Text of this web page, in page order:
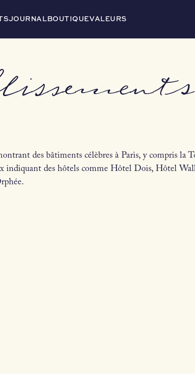
JOURNALBOUTIQUEVALEURS